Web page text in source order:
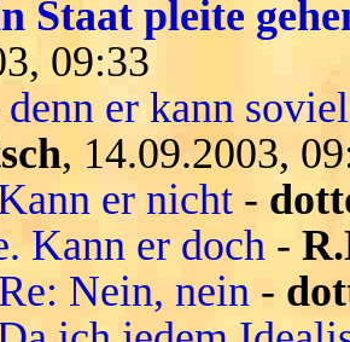
Staat pleite
09:33
er kann
, 14.09.2003,
er nicht -
Kann er doch -
Re: Nein, nein -